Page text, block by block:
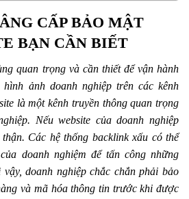
CẤP BẢO MẬT
BẠN CẦN BIẾT
quan trọng và cần thiết để vận hành
ảnh doanh nghiệp trên các kênh
là một kênh truyền thông quan trọng
Nếu website của doanh nghiệp
Các hệ thống backlink xấu có thể
doanh nghiệm để tấn công những
doanh nghiệp chắc chắn phải bảo
và mã hóa thông tin trước khi được